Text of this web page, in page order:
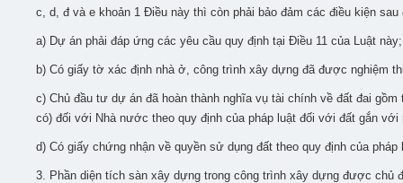
c, d, đ và e khoản 1 Điều này thì còn phải bảo đảm các điều kiện sau
a) Dự án phải đáp ứng các yêu cầu quy định tại Điều 11 của Luật này;
b) Có giấy tờ xác định nhà ở, công trình xây dựng đã được nghiệm
c) Chủ đầu tư dự án đã hoàn thành nghĩa vụ tài chính về đất đai
có) đối với Nhà nước theo quy định của pháp luật đối với đất gắn
d) Có giấy chứng nhận về quyền sử dụng đất theo quy định của
3. Phần diện tích sàn xây dựng trong công trình xây dựng được chủ